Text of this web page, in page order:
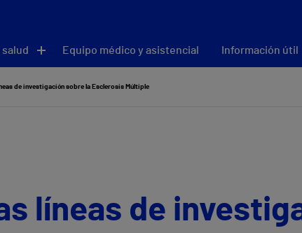
Equipo médico y asistencial Información útil
de investigación sobre la Esclerosis Múltiple
líneas de